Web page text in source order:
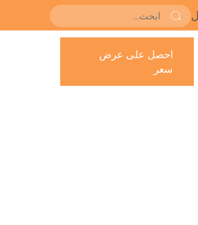
احصل على عرض
سعر